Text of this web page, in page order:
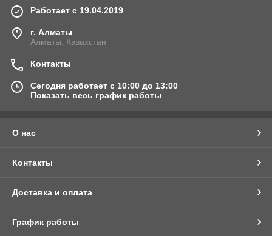
Работает с 19.04.2019
г. Алматы
Алматы, Казахстан
Контакты
Сегодня работает с 10:00 до 13:00
Показать весь график работы
О нас
Контакты
Доставка и оплата
График работы